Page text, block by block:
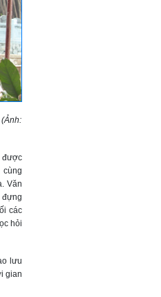
được
cùng
Văn
đựng
các
hỏi
lưu
gian